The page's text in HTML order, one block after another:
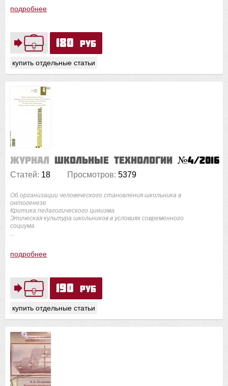
180 руб
купить отдельные статьи
подробнее
190 руб
купить отдельные статьи
Журнал Школьные технологии №4/2016
Статей: 18 Просмотров: 5379
Об организации человеческого становления школьника в
онтогенезе
Критика педагогического цинизма
Этическая культура школьников в условиях современного
социума
подробнее